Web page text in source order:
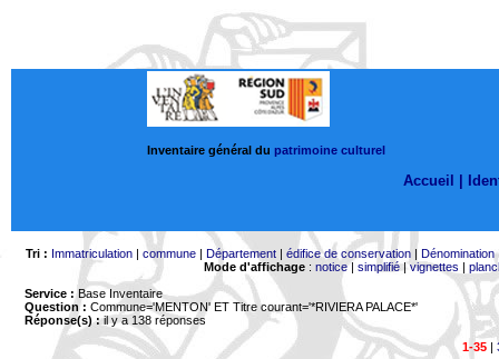
Inventaire général du patrimoine culturel
Accueil |
Tri : Immatriculation| commune| Département| édifice de conservation| Dénomination
Mode d'affichage: notice| simplifié|vignettes |
Service : Base Inventaire
Question : Commune='MENTON' ET Titre courant='*RIVIERA PALACE*'
Réponse(s) :il y a 138 réponses
1-35|